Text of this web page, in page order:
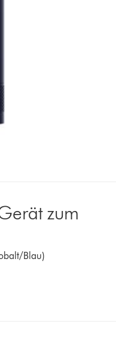
zum
Blau)